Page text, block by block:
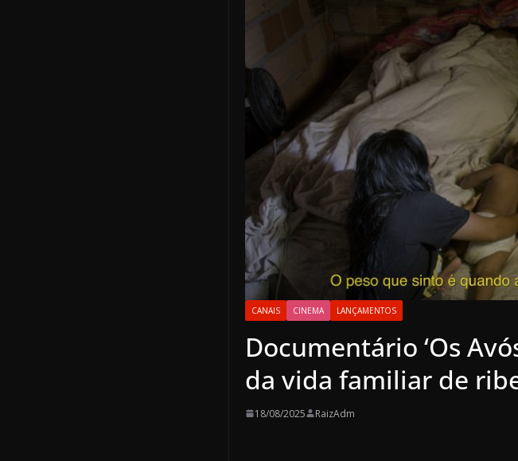
CANAIS CINEMA LANÇAMENTOS
Documentário ‘Os
da vida familiar de
18/08/2025 RaizAdm